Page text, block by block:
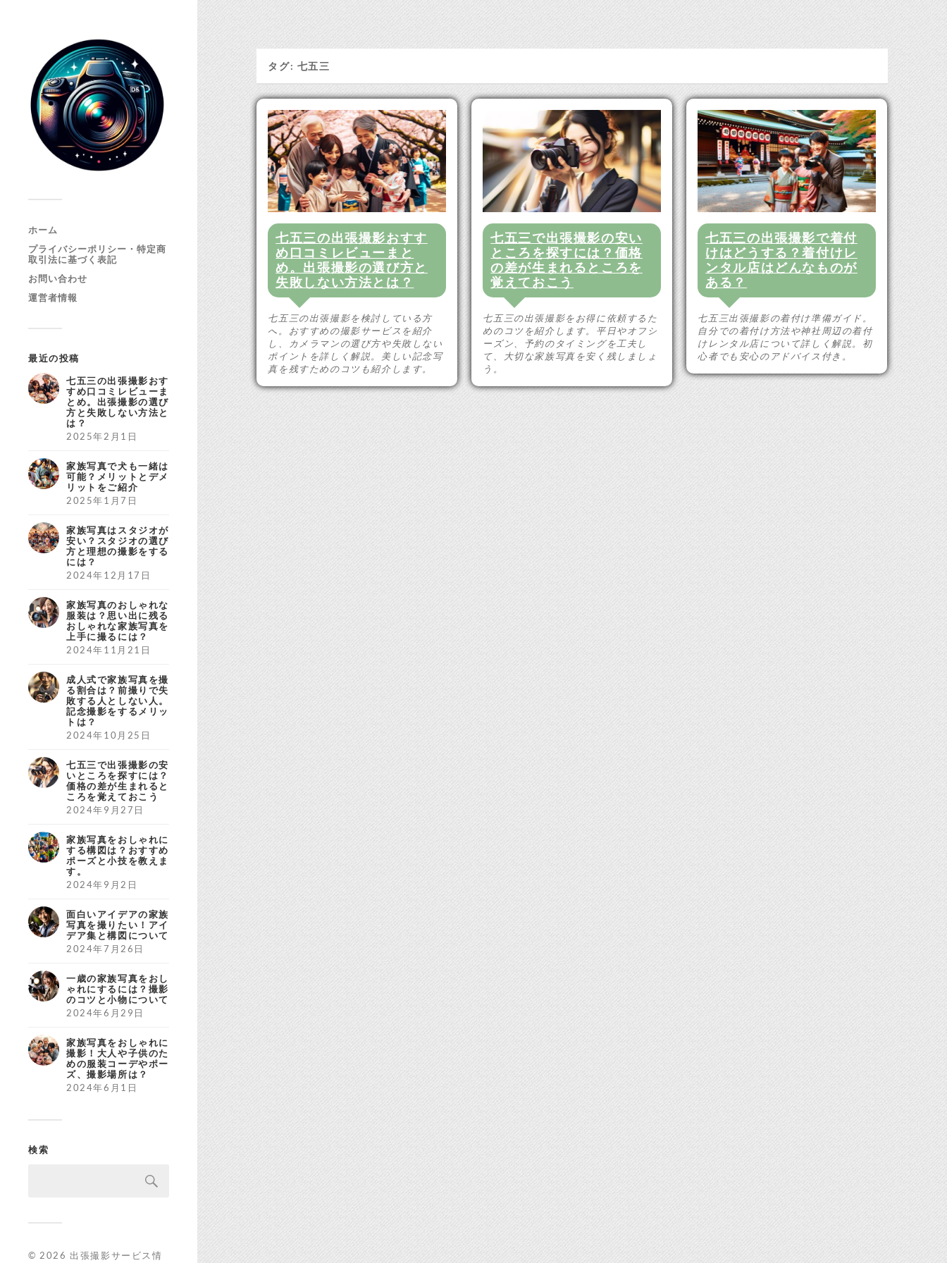
ホーム
プライバシーポリシー・特定商
取引法に基づく表記
お問い合わせ
運営者情報
最近の投稿
七五三の出張撮影おす
すめ口コミレビューま
とめ。出張撮影の選び
方と失敗しない方法と
は？
2025年2月1日
家族写真で犬も一緒は
可能？メリットとデメ
リットをご紹介
2025年1月7日
家族写真はスタジオが
安い？スタジオの選び
方と理想の撮影をする
には？
2024年12月17日
家族写真のおしゃれな
服装は？思い出に残る
おしゃれな家族写真を
上手に撮るには？
2024年11月21日
成人式で家族写真を撮
る割合は？前撮りで失
敗する人としない人。
記念撮影をするメリッ
トは？
2024年10月25日
七五三で出張撮影の安
いところを探すには？
価格の差が生まれると
ころを覚えておこう
2024年9月27日
家族写真をおしゃれに
する構図は？おすすめ
ポーズと小技を教えま
す。
2024年9月2日
面白いアイデアの家族
写真を撮りたい！アイ
デア集と構図について
2024年7月26日
一歳の家族写真をおし
ゃれにするには？撮影
のコツと小物について
2024年6月29日
家族写真をおしゃれに
撮影！大人や子供のた
めの服装コーデやポー
ズ、撮影場所は？
2024年6月1日
検索
© 2026 出張撮影サービス情
タグ: 七五三
七五三の出張撮影おすす
め口コミレビューまと
め。出張撮影の選び方と
失敗しない方法とは？
七五三の出張撮影を検討している方
へ。おすすめの撮影サービスを紹介
し、カメラマンの選び方や失敗しない
ポイントを詳しく解説。美しい記念写
真を残すためのコツも紹介します。
七五三で出張撮影の安い
ところを探すには？価格
の差が生まれるところを
覚えておこう
七五三の出張撮影をお得に依頼するた
めのコツを紹介します。平日やオフシ
ーズン、予約のタイミングを工夫し
て、大切な家族写真を安く残しましょ
う。
七五三の出張撮影で着付
けはどうする？着付けレ
ンタル店はどんなものが
ある？
七五三出張撮影の着付け準備ガイド。
自分での着付け方法や神社周辺の着付
けレンタル店について詳しく解説。初
心者でも安心のアドバイス付き。